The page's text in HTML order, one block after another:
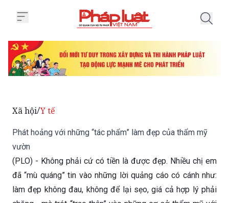
Xã hội/Y tế
Phát hoảng với những “tác phẩm” làm đẹp của thẩm mỹ
vườn
(PLO) - Không phải cứ có tiền là được đẹp. Nhiều chị em
đã “mù quáng” tin vào những lời quảng cáo có cánh như:
làm đẹp không đau, không để lại sẹo, giá cả hợp lý phải